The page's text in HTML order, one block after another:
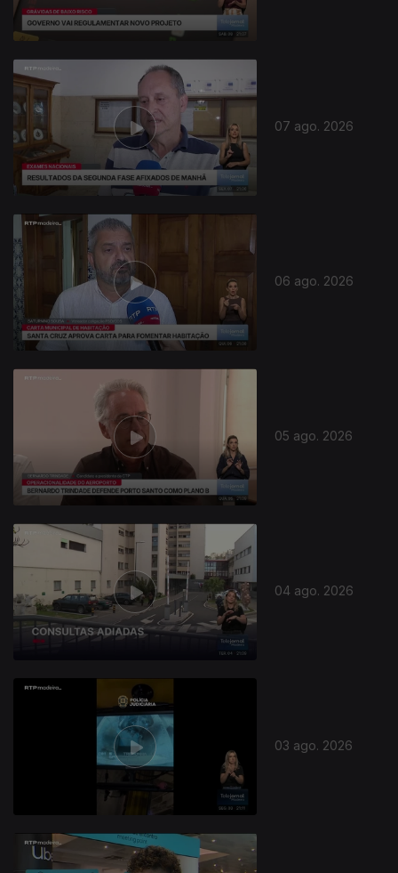
07 ago. 2026
06 ago. 2026
05 ago. 2026
04 ago. 2026
03 ago. 2026